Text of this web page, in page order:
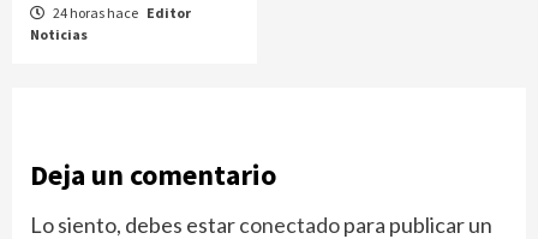
24 horas hace Editor
Noticias
Deja un comentario
Lo siento, debes estarconectadopara publicar un